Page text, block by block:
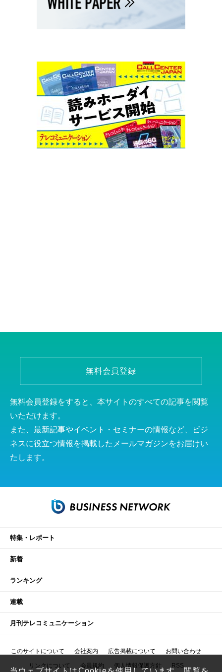
無料会員登録
無料会員登録をすると、本サイトのすべての記事を閲覧
いただけます。
また、最新記事やイベント・セミナーの情報など、ビジ
ネスに役立つ情報を掲載したメールマガジンをお届けい
たします。
特集・レポート
新着
ランキング
連載
月刊テレコミュニケーション
このサイトについて 会社案内 広告掲載について お問い合わせ
リンクについて 会員規約 個人情報保護方針 RSS